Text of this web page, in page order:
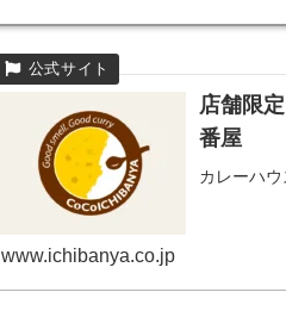
店舗限
番屋
カレーハ
www.ichibanya.co.jp